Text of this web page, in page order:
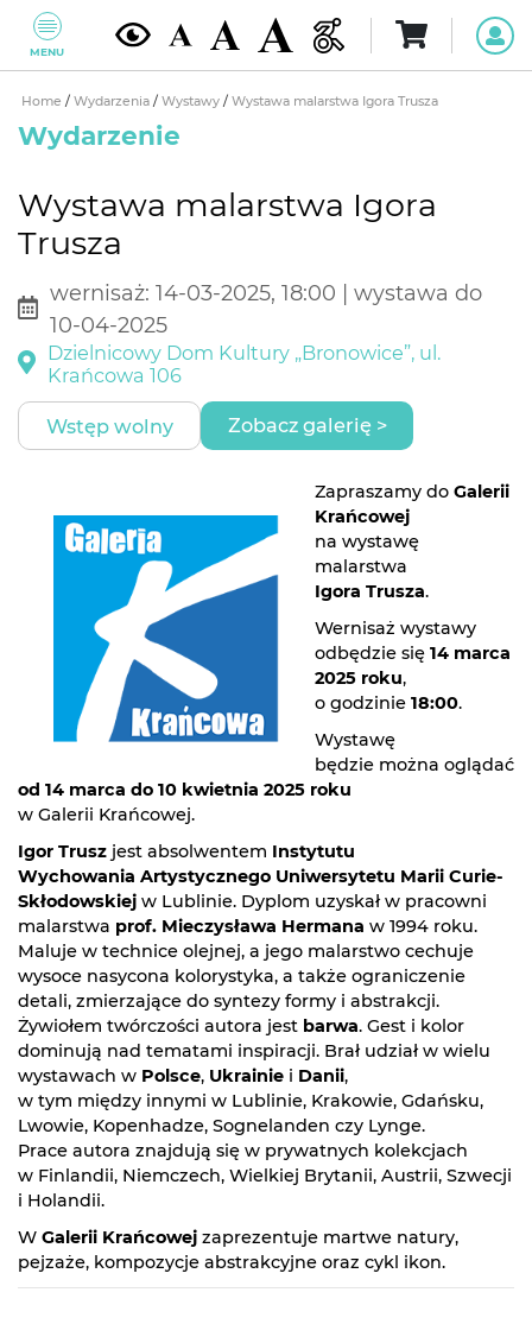
MENU
Home / Wydarzenia / Wystawy / Wystawa malarstwa Igora Trusza
Wydarzenie
Wystawa malarstwa Igora
Trusza
wernisaż: 14-03-2025, 18:00 | wystawa do
10-04-2025
Dzielnicowy Dom Kultury „Bronowice”, ul.
Krańcowa 106
Wstęp wolny Zobacz galerię >
Zapraszamy do Galerii
Krańcowej
na wystawę
malarstwa
Igora Trusza.
Wernisaż wystawy
odbędzie się 14 marca
2025 roku,
o godzinie 18:00.
Wystawę
będzie można oglądać
od 14 marca do 10 kwietnia 2025 roku
w Galerii Krańcowej.
Igor Trusz jest absolwentem Instytutu
Wychowania Artystycznego Uniwersytetu Marii Curie-
Skłodowskiej w Lublinie. Dyplom uzyskał w pracowni
malarstwa prof. Mieczysława Hermana w 1994 roku.
Maluje w technice olejnej, a jego malarstwo cechuje
wysoce nasycona kolorystyka, a także ograniczenie
detali, zmierzające do syntezy formy i abstrakcji.
Żywiołem twórczości autora jest barwa. Gest i kolor
dominują nad tematami inspiracji. Brał udział w wielu
wystawach w Polsce, Ukrainie i Danii,
w tym między innymi w Lublinie, Krakowie, Gdańsku,
Lwowie, Kopenhadze, Sognelanden czy Lynge.
Prace autora znajdują się w prywatnych kolekcjach
w Finlandii, Niemczech, Wielkiej Brytanii, Austrii, Szwecji
i Holandii.
W Galerii Krańcowej zaprezentuje martwe natury,
pejzaże, kompozycje abstrakcyjne oraz cykl ikon.